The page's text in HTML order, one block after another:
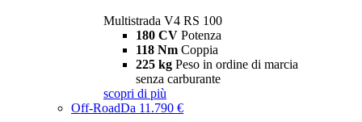
Multistrada V4 RS 100
180 CV Potenza
118 Nm Coppia
225 kg Peso in ordine di marcia
senza carburante
scopri di più
Off-RoadDa 11.790 €